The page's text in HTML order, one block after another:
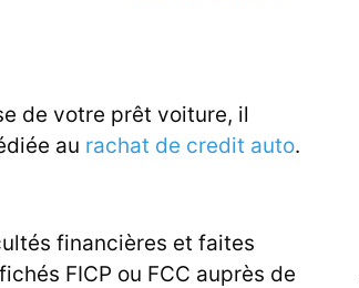
de votre prêt voiture, il
au rachat de credit auto.
financières et faites
FICP ou FCC auprès de